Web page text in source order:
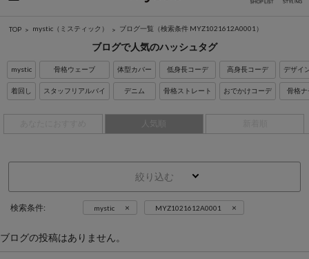
TOP mystic（ミスティック） ブログ一覧 （検索条件 MYZ1021612A0001）
ブログで人気のハッシュタグ
mystic
着回し
骨格ウェーブ
スタッフリアルバイ
体型カバー
デニム
低身長コーデ
骨格ストレート
高身長コーデ
おでかけコーデ
デザイ
骨格
人気順
絞り込む
検索条件: mystic × MYZ1021612A0001 ×
ブログの投稿はありません。